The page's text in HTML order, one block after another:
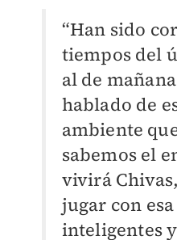
“Han sido
tiempos del
al de
hablado de
ambiente
sabemos el
vivirá
jugar con
inteligentes